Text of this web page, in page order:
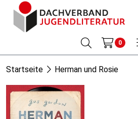
0
Startseite Herman und Rosie